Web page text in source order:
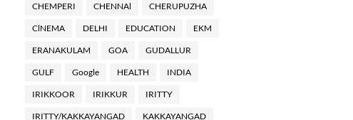
CHEMPERI CHENNAl CHERUPUZHA
ClNEMA DELHI EDUCATION EKM
ERANAKULAM GOA GUDALLUR
GULF Google HEALTH INDIA
IRIKKOOR IRIKKUR IRITTY
IRITTY/KAKKAYANGAD KAKKAYANGAD